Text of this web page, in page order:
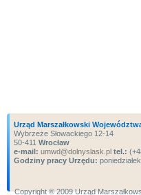
Urząd Marszałkowski
Wybrzeże Słowackiego 12-14
50-411 Wrocław
e-mail: umwd@dolnyslask.pl tel.:
Godziny pracy Urzędu:
Copyright ® 2009 Urząd